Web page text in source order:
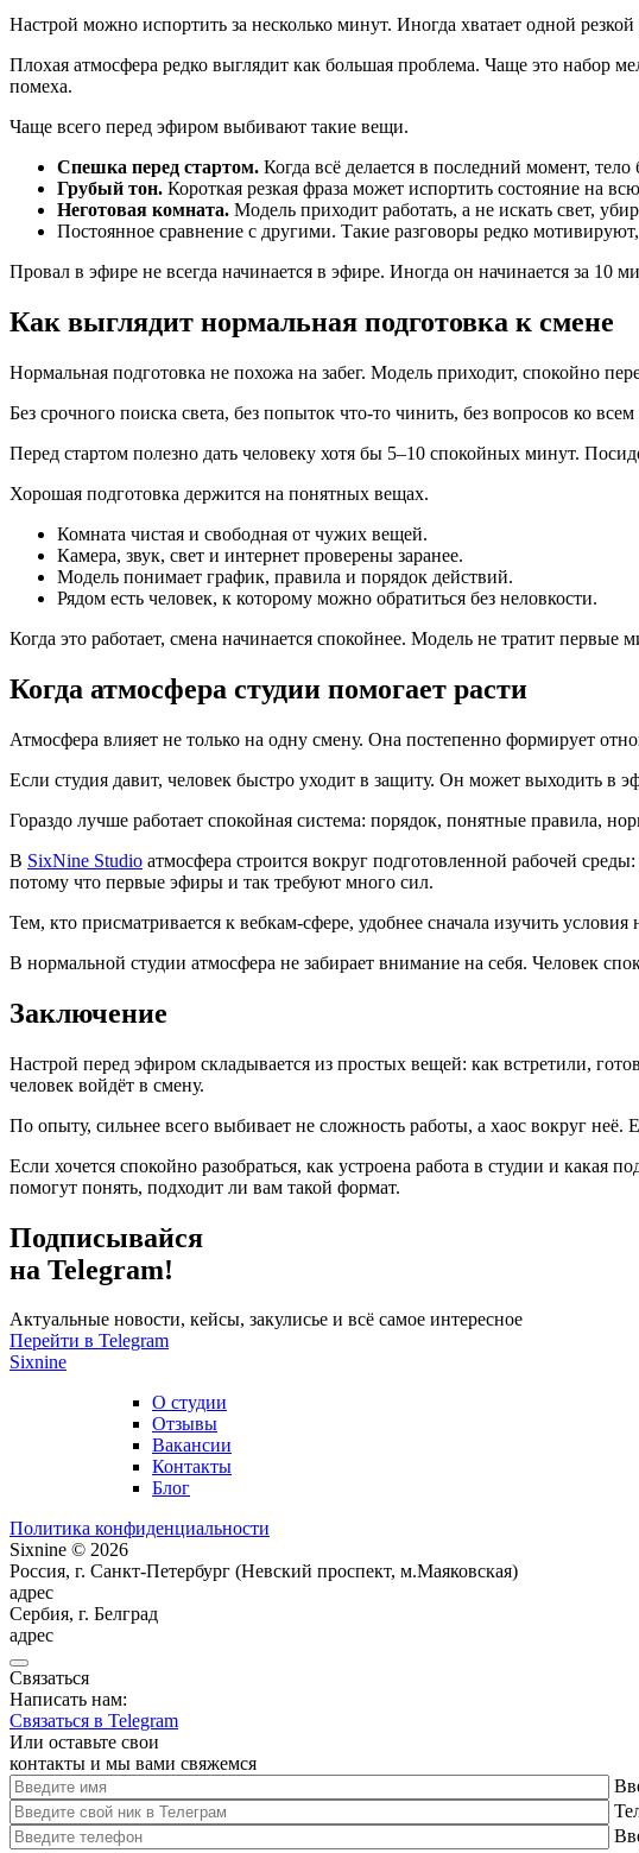
Настрой можно испортить за несколько минут. Иногда хватает одной
Плохая атмосфера редко выглядит как большая проблема. Чаще это набор
помеха.
Чаще всего перед эфиром выбивают такие вещи.
Спешка перед стартом. Когда всё делается в последний момент, тело
Грубый тон. Короткая резкая фраза может испортить состояние на
Неготовая комната. Модель приходит работать, а не искать свет,
Постоянное сравнение с другими. Такие разговоры редко
Провал в эфире не всегда начинается в эфире. Иногда он начинается за 10
Как выглядит нормальная подготовка к смене
Нормальная подготовка не похожа на забег. Модель приходит, спокойно
Без срочного поиска света, без попыток что-то чинить, без вопросов ко
Перед стартом полезно дать человеку хотя бы 5–10 спокойных минут.
Хорошая подготовка держится на понятных вещах.
Комната чистая и свободная от чужих вещей.
Камера, звук, свет и интернет проверены заранее.
Модель понимает график, правила и порядок действий.
Рядом есть человек, к которому можно обратиться без неловкости.
Когда это работает, смена начинается спокойнее. Модель не тратит
Когда атмосфера студии помогает расти
Атмосфера влияет не только на одну смену. Она постепенно формирует
Если студия давит, человек быстро уходит в защиту. Он может выходить в
Гораздо лучше работает спокойная система: порядок, понятные правила,
В SixNine Studio атмосфера строится вокруг подготовленной рабочей
потому что первые эфиры и так требуют много сил.
Тем, кто присматривается к вебкам-сфере, удобнее сначала изучить условия
В нормальной студии атмосфера не забирает внимание на себя. Человек
Заключение
Настрой перед эфиром складывается из простых вещей: как встретили,
человек войдёт в смену.
По опыту, сильнее всего выбивает не сложность работы, а хаос вокруг
Если хочется спокойно разобраться, как устроена работа в студии и какая
помогут понять, подходит ли вам такой формат.
Подписывайся
на Telegram!
Актуальные новости, кейсы, закулисье и всё самое интересное
Перейти в Telegram
Sixnine
О студии
Отзывы
Вакансии
Контакты
Блог
Политика конфиденциальности
Sixnine © 2026
Россия, г. Санкт-Петербург (Невский проспект, м.Маяковская)
адрес
Сербия, г. Белград
адрес
Связаться
Написать нам:
Связаться в Telegram
Или оставьте свои
контакты и мы вами свяжемся